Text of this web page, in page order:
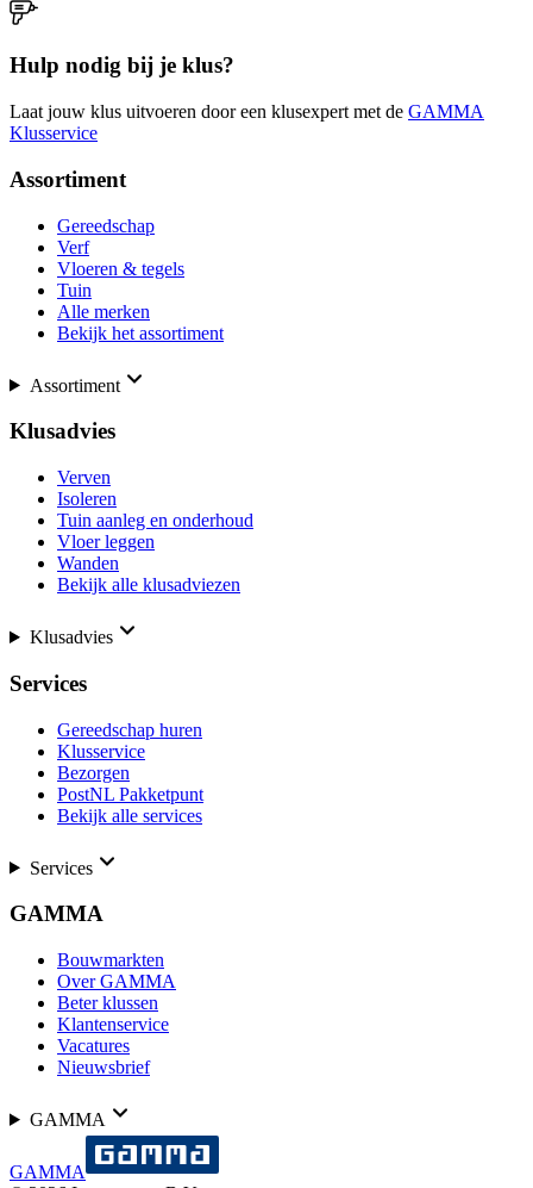
Hulp nodig bij je klus?
Laat jouw klus uitvoeren door een klusexpert met de GAMMA
Klusservice
Assortiment
Gereedschap
Verf
Vloeren & tegels
Tuin
Alle merken
Bekijk het assortiment
Assortiment
Klusadvies
Verven
Isoleren
Tuin aanleg en onderhoud
Vloer leggen
Wanden
Bekijk alle klusadviezen
Klusadvies
Services
Gereedschap huren
Klusservice
Bezorgen
PostNL Pakketpunt
Bekijk alle services
Services
GAMMA
Bouwmarkten
Over GAMMA
Beter klussen
Klantenservice
Vacatures
Nieuwsbrief
GAMMA
GAMMA